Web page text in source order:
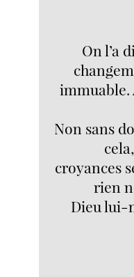
On l’a
immuable.
Non sans
croyances
rien
Dieu lui-